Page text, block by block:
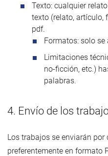
Texto: cualquier
texto (relato, artículo,
pdf.
Formatos: solo
Limitaciones
no-ficción, etc.)
palabras.
4. Envío de los
Los trabajos se enviarán por
preferentemente en formato